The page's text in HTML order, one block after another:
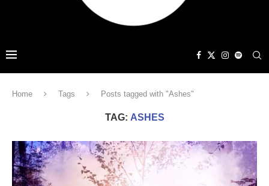
Home Tags Posts tagged with "Ashes"
TAG: ASHES